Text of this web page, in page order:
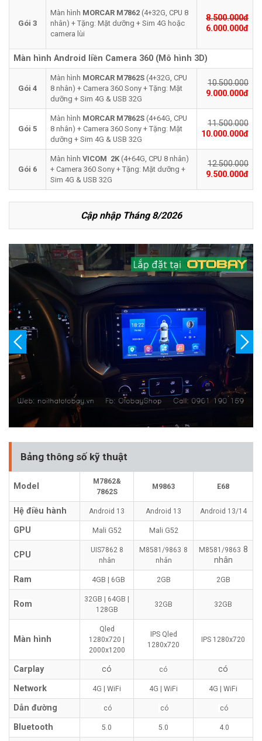
Gói 3
Màn hình MORCAR M7862 (4+32G, CPU 8
nhân) + Tặng: Mặt dưỡng + Sim 4G hoặc
camera lùi
8.500.000đ
6.000.000đ
Màn hình Android liền Camera 360 (Mô hình 3D)
Gói 4
Màn hình MORCAR M7862S (4+32G, CPU
8 nhân) + Camera 360 Sony + Tặng: Mặt
dưỡng + Sim 4G & USB 32G
10.500.000
9.000.000đ
Gói 5
Màn hình MORCAR M7862S (4+64G, CPU
8 nhân) + Camera 360 Sony + Tặng: Mặt
dưỡng + Sim 4G & USB 32G
11.500.000
10.000.000đ
Gói 6
Màn hình VICOM 2K (4+64G, CPU 8 nhân)
+ Camera 360 Sony + Tặng: Mặt dưỡng +
Sim 4G & USB 32G
12.500.000
9.500.000đ
Cập nhập Tháng 8/2026
Bảng thông số kỹ thuật
Model
M7862&
7862S
M9863 E68
Hệ điều hành Android 13 Android 13 Android 13/14
GPU Mali G52 Mali G52
CPU UIS7862 8
nhân
M8581/9863 8
nhân
M8581/9863 8
nhân
Ram
4GB | 6GB 2GB 2GB
Rom
32GB | 64GB |
128GB
32GB 32GB
Màn hình
Qled
1280x720 |
2000x1200
IPS Qled
1280x720
IPS 1280x720
Carplay có có
có
Network
4G | WiFi 4G | WiFi 4G | WiFi
Dẫn đường có có có
Bluetooth 5.0 5.0 4.0